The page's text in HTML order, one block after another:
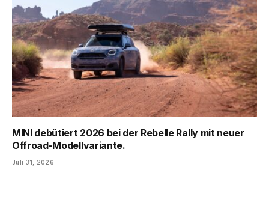
MINI debütiert 2026 bei der Rebelle Rally mit neuer
Offroad-Modellvariante.
Juli 31, 2026